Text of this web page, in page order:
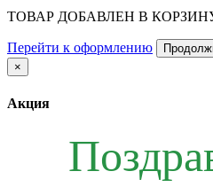
ТОВАР ДОБАВЛЕН В
Перейти к оформлению
×
Акция